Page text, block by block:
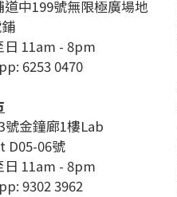
道中199號無限極廣場地
日 11am - 8pm
6253 0470
號金鐘廊1樓Lab
D05-06號
日 11am - 8pm
9302 3962